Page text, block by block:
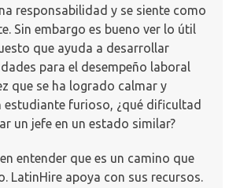
responsabilidad y se siente como
Sin embargo es bueno ver lo útil
que ayuda a desarrollar
para el desempeño laboral
que se ha logrado calmar y
estudiante furioso, ¿qué dificultad
un jefe en un estado similar?
entender que es un camino que
LatinHire apoya con sus recursos.